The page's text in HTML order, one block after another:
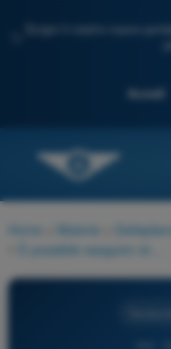
Scopri il nostro nuovo
Accedi
Home Materie